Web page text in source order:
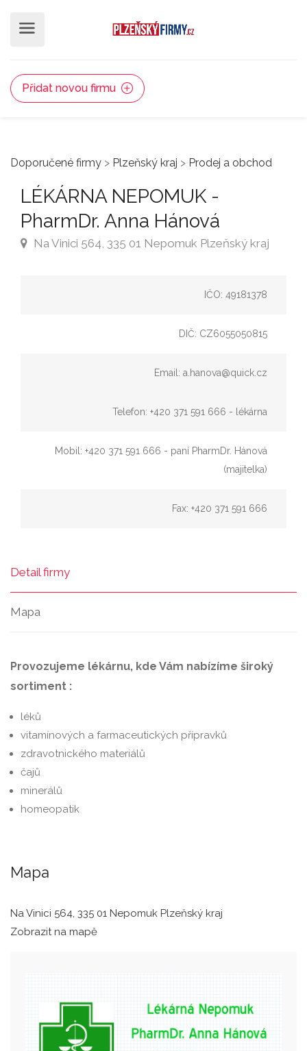
Přidat novou firmu
Doporučené firmy > Plzeňský kraj > Prodej a obchod
LÉKÁRNA NEPOMUK -
PharmDr. Anna Hánová
Na Vinici 564, 335 01 Nepomuk Plzeňský kraj
IČO: 49181378
DIČ: CZ6055050815
Email: a.hanova@quick.cz
Telefon: +420 371 591 666 - lékárna
Mobil: +420 371 591 666 - paní PharmDr. Hánová
(majitelka)
Fax: +420 371 591 666
Detail firmy
Mapa
Provozujeme lékárnu, kde Vám nabízíme široký
sortiment :
léků
vitamínových a farmaceutických přípravků
zdravotnického materiálů
čajů
minerálů
homeopatik
Mapa
Na Vinici 564, 335 01 Nepomuk Plzeňský kraj
Zobrazit na mapě